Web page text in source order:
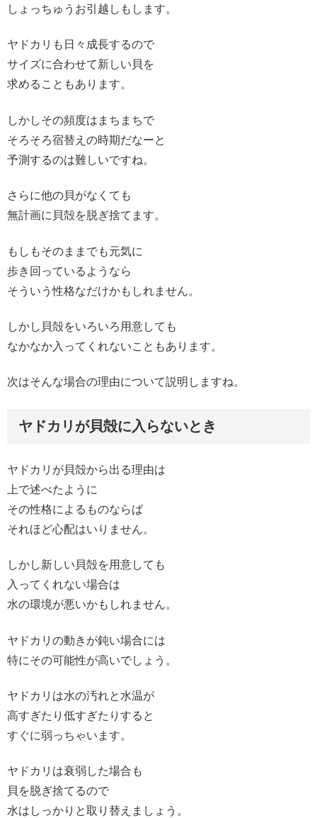
しょっちゅうお引越しもします。
ヤドカリも日々成長するので
サイズに合わせて新しい貝を
求めることもあります。
しかしその頻度はまちまちで
そろそろ宿替えの時期だなーと
予測するのは難しいですね。
さらに他の貝がなくても
無計画に貝殻を脱ぎ捨てます。
もしもそのままでも元気に
歩き回っているようなら
そういう性格なだけかもしれません。
しかし貝殻をいろいろ用意しても
なかなか入ってくれないこともあります。
次はそんな場合の理由について説明しますね。
ヤドカリが貝殻に入らないとき
ヤドカリが貝殻から出る理由は
上で述べたように
その性格によるものならば
それほど心配はいりません。
しかし新しい貝殻を用意しても
入ってくれない場合は
水の環境が悪いかもしれません。
ヤドカリの動きが鈍い場合には
特にその可能性が高いでしょう。
ヤドカリは水の汚れと水温が
高すぎたり低すぎたりすると
すぐに弱っちゃいます。
ヤドカリは衰弱した場合も
貝を脱ぎ捨てるので
水はしっかりと取り替えましょう。